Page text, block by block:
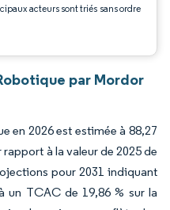
acteurs sont triés sans ordre
par Mordor
en 2026 est estimée à 88,27
à la valeur de 2025 de
pour 2031 indiquant
un TCAC de 19,86 % sur la